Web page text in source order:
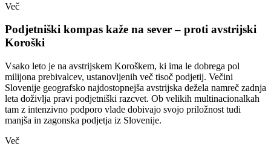
Več
Podjetniški kompas kaže na sever – proti avstrijski
Koroški
Vsako leto je na avstrijskem Koroškem, ki ima le dobrega pol
milijona prebivalcev, ustanovljenih več tisoč podjetij. Večini
Slovenije geografsko najdostopnejša avstrijska dežela namreč zadnja
leta doživlja pravi podjetniški razcvet. Ob velikih multinacionalkah
tam z intenzivno podporo vlade dobivajo svojo priložnost tudi
manjša in zagonska podjetja iz Slovenije.
Več